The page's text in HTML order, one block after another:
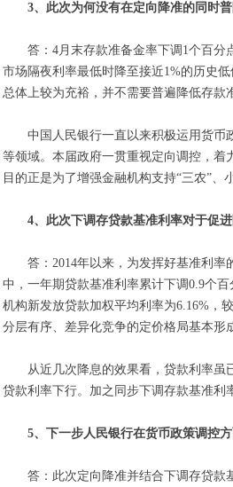
3、此次为何没有在定向降准的同时
答：4月末存款准备金率下调1个百
市场隔夜利率最低时降至接近1%的历史
总体上较为充裕，并不需要普遍降低存款
中国人民银行一直以来积极运用货币
等领域。本届政府一贯重视定向调控，着
目的正是为了增强金融机构支持“三农”
4、此次下调存贷款基准利率对于促
答：2014年以来，为发挥好基准利
中，一年期贷款基准利率累计下调0.9个
机构新发放贷款加权平均利率为6.16%，
分层有序、差异化竞争的定价格局基本
从近几次降息的效果看，贷款利率
贷款利率下行。加之同步下调存款基准
5、下一步人民银行在货币政策调控
答：此次定向降准并结合下调存贷款